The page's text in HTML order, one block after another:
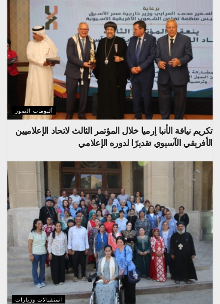
ألبومات الصور
تكريم نيافة الأنبا إرميا خلال المؤتمر الثالث لاتحاد الإعلاميين
الأفريقي الآسيوي تقديرًا لدوره الإعلامي
استقبالات وزيارات